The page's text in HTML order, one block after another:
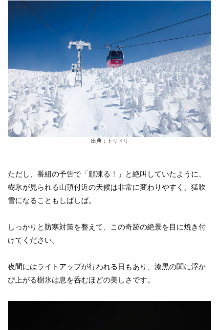
出典：トリドリ
ただし、番組の予告で「顔凍る！」と絶叫していたように、
樹氷が見られる山頂付近の天候は非常に変わりやすく、猛吹
雪になることもしばしば。
しっかりと防寒対策を整えて、この奇跡の絶景を目に焼き付
けてください。
夜間にはライトアップが行われる日もあり、漆黒の闇に浮か
び上がる樹氷は息を呑むほどの美しさです。